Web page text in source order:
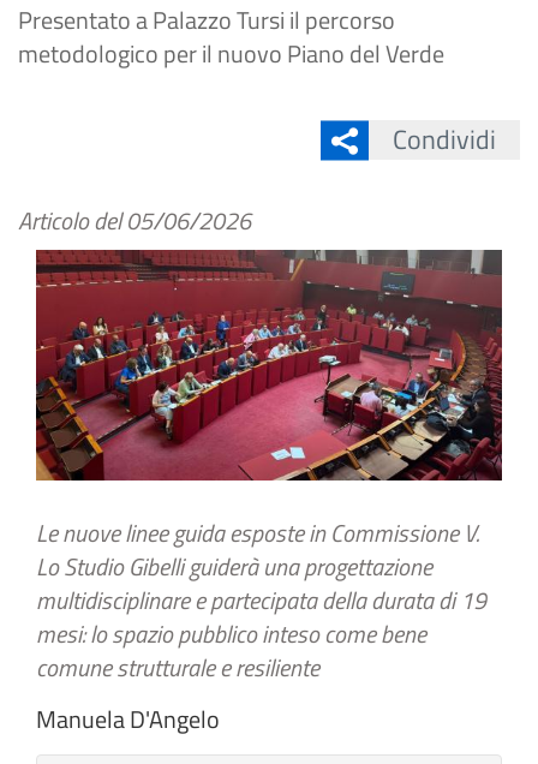
Presentato a Palazzo Tursi il percorso
metodologico per il nuovo Piano del Verde
Condividi
Articolo del05/06/2026
Le nuove linee guida esposte in Commissione V.
Lo Studio Gibelli guiderà una progettazione
multidisciplinare e partecipata della durata di 19
mesi: lo spazio pubblico inteso come bene
comune strutturale e resiliente
Manuela D'Angelo